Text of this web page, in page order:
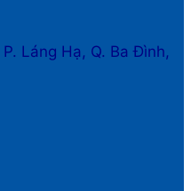
Láng Hạ, Q. Ba Đình,